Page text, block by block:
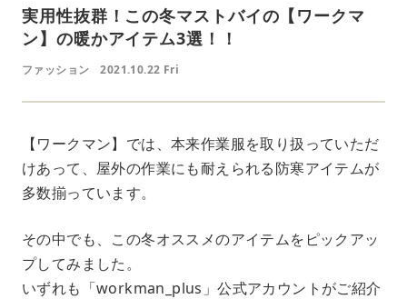
実用性抜群！この冬マストバイの【ワークマ
ン】の暖かアイテム3選！！
ファッション 2021.10.22 Fri
【ワークマン】では、本来作業服を取り扱っていただ
けあって、屋外の作業にも耐えられる防寒アイテムが
多数揃っています。
その中でも、この冬オススメのアイテムをピックアッ
プしてみました。
いずれも「workman_plus」公式アカウントがご紹介